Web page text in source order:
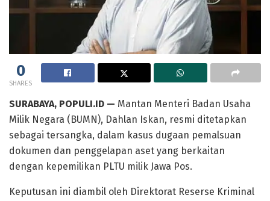
0
SHARES
SURABAYA, POPULI.ID — Mantan Menteri Badan Usaha
Milik Negara (BUMN), Dahlan Iskan, resmi ditetapkan
sebagai tersangka, dalam kasus dugaan pemalsuan
dokumen dan penggelapan aset yang berkaitan
dengan kepemilikan PLTU milik Jawa Pos.
Keputusan ini diambil oleh Direktorat Reserse Kriminal